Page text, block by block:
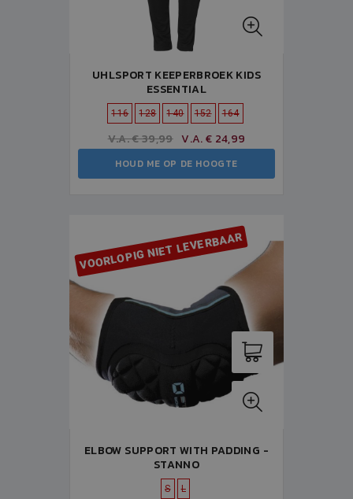
UHLSPORT KEEPERBROEK KIDS
ESSENTIAL
116 128 140 152 164
V.A. € 39,99 V.A. € 24,99
HOUD ME OP DE HOOGTE
VOORLOPIG NIET LEVERBAAR
ELBOW SUPPORT WITH PADDING -
STANNO
S L